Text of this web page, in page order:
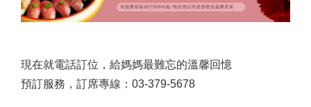
現在就電話訂位，給媽媽最難忘的溫馨回憶
預訂服務，訂席專線：03-379-5678